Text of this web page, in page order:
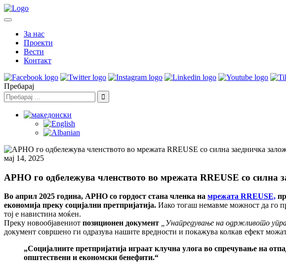
За нас
Проекти
Вести
Контакт
Пребарај
мај 14, 2025
АРНО го одбележува членството во мрежата RREUSE со силна
Во април 2025 година, АРНО со гордост стана членка на мрежата RREUSE,
економија преку социјални претпријатија. Иако тогаш немавме можност да го
тој е навистина моќен.
Преку новообјавениот позиционен документ „Унапредување на одржливото
документ совршено ги одразува нашите вредности и покажува колкав ефект
„Социјалните претпријатија играат клучна улога во спречување на
општествени и економски бенефити.“